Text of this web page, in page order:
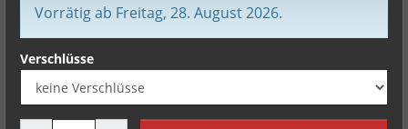
Vorrätig ab Freitag, 28. August 2026.
Verschlüsse